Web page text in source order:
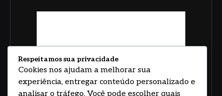
Respeitamos sua privacidade
Cookies nos ajudam a melhorar sua
experiência, entregar conteúdo personalizado e
analisar o tráfego. Você pode escolher quais